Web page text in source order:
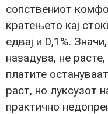
сопствениот
кратењето кај
едвај и 0,1%.
назадува, не
платите
раст, но луксузот
практично